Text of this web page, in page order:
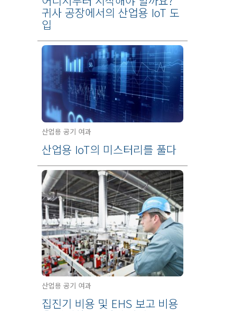
귀사 공장에서의 산업용 IoT 도
입
산업용 공기 여과
산업용 IoT의 미스터리를 풀다
산업용 공기 여과
집진기 비용 및 EHS 보고 비용